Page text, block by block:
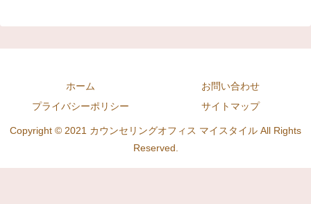
ホーム
お問い合わせ
プライバシーポリシー
サイトマップ
Copyright © 2021 カウンセリングオフィス マイスタイル All Rights
Reserved.